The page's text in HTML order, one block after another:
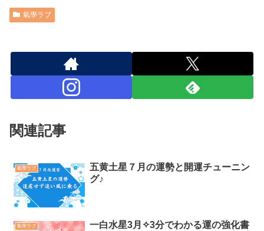
氣學ラブ
関連記事
氣學ラブ
五黄土星７月の運勢と開運チューニン
グ♪
氣學ラブ
一白水星3月✧3分でわかる運の強化書